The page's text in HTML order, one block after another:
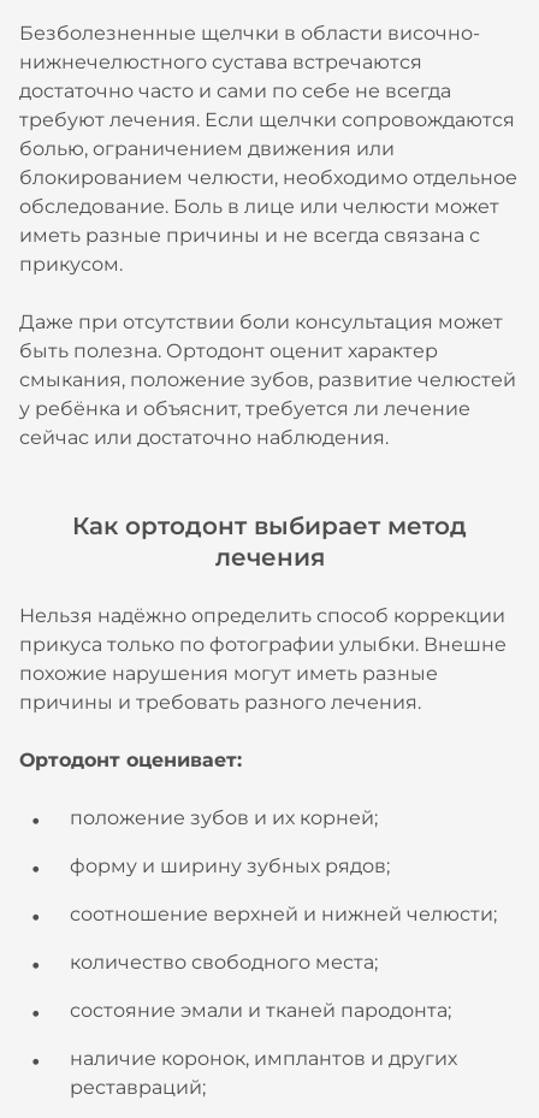
Безболезненные щелчки в области височно-
нижнечелюстного сустава встречаются
достаточно часто и сами по себе не всегда
требуют лечения. Если щелчки сопровождаются
болью, ограничением движения или
блокированием челюсти, необходимо отдельное
обследование. Боль в лице или челюсти может
иметь разные причины и не всегда связана с
прикусом.
Даже при отсутствии боли консультация может
быть полезна. Ортодонт оценит характер
смыкания, положение зубов, развитие челюстей
у ребёнка и объяснит, требуется ли лечение
сейчас или достаточно наблюдения.
Как ортодонт выбирает метод
лечения
Нельзя надёжно определить способ коррекции
прикуса только по фотографии улыбки. Внешне
похожие нарушения могут иметь разные
причины и требовать разного лечения.
Ортодонт оценивает:
положение зубов и их корней;
форму и ширину зубных рядов;
соотношение верхней и нижней челюсти;
количество свободного места;
состояние эмали и тканей пародонта;
наличие коронок, имплантов и других
реставраций;